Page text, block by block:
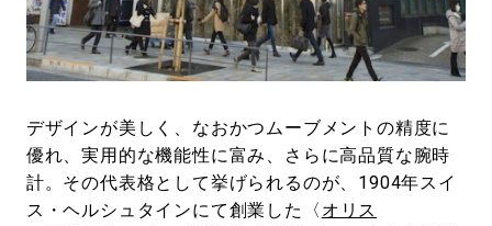
デザインが美しく、なおかつムーブメントの精度に
優れ、実用的な機能性に富み、さらに高品質な腕時
計。その代表格として挙げられるのが、1904年スイ
ス・ヘルシュタインにて創業した〈 オリス